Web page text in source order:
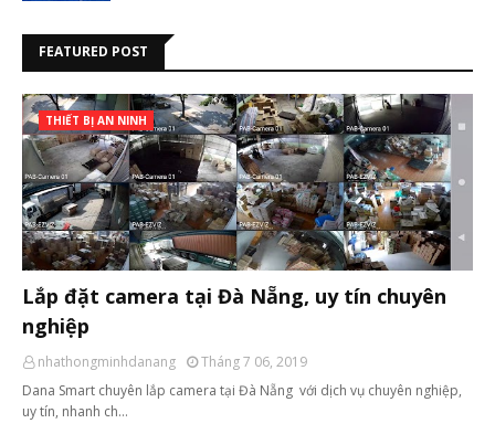
FEATURED POST
THIẾT BỊ AN NINH
Lắp đặt camera tại Đà Nẵng, uy tín chuyên
nghiệp
nhathongminhdanang
Tháng 7 06, 2019
Dana Smart chuyên lắp camera tại Đà Nẵng với dịch vụ chuyên nghiệp,
uy tín, nhanh ch…